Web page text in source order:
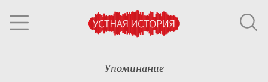
Упоминание